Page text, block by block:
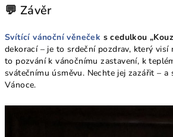
💬 Závěr
Svítící vánoční věneček s cedulkou
dekorací – je to srdeční pozdrav, který visí
to pozvání k vánočnímu zastavení, k
svátečnímu úsměvu. Nechte jej zazářit –
Vánoce.